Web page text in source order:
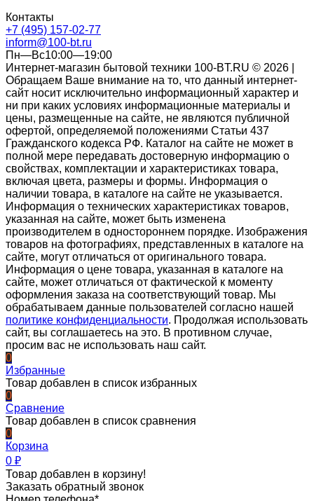
Контакты
+7 (495) 157-02-77
inform@100-bt.ru
Пн—Вс10:00—19:00
Интернет-магазин бытовой техники 100-BT.RU © 2026 |
Обращаем Ваше внимание на то, что данный интернет-
сайт носит исключительно информационный характер и
ни при каких условиях информационные материалы и
цены, размещенные на сайте, не являются публичной
офертой, определяемой положениями Статьи 437
Гражданского кодекса РФ. Каталог на сайте не может в
полной мере передавать достоверную информацию о
свойствах, комплектации и характеристиках товара,
включая цвета, размеры и формы. Информация о
наличии товара, в каталоге на сайте не указывается.
Информация о технических характеристиках товаров,
указанная на сайте, может быть изменена
производителем в одностороннем порядке. Изображения
товаров на фотографиях, представленных в каталоге на
сайте, могут отличаться от оригинального товара.
Информация о цене товара, указанная в каталоге на
сайте, может отличаться от фактической к моменту
оформления заказа на соответствующий товар. Мы
обрабатываем данные пользователей согласно нашей
политике конфиденциальности. Продолжая использовать
сайт, вы соглашаетесь на это. В противном случае,
просим вас не использовать наш сайт.
0
Избранные
Товар добавлен в список избранных
0
Сравнение
Товар добавлен в список сравнения
0
Корзина
0 ₽
Товар добавлен в корзину!
Заказать обратный звонок